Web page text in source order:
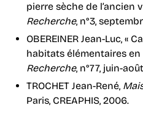
pierre sèche de l’ancien
Recherche, n°3,
OBEREINER Jean-Luc, «
habitats élémentaires en
Recherche, n°77, juin-
TROCHET Jean-René,
Paris, CREAPHIS, 2006.